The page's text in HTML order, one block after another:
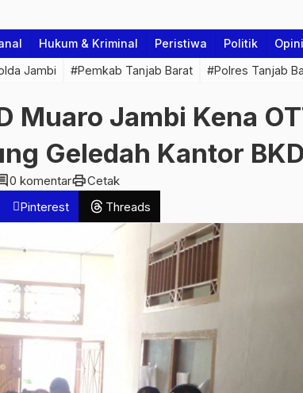
Hukum & Kriminal Peristiwa Politik Opini
Jambi #Pemkab Tanjab Barat #Polres Tanjab
Muaro Jambi Kena
Geledah Kantor BKD
0 komentarprintCetak
Pinterest Threads